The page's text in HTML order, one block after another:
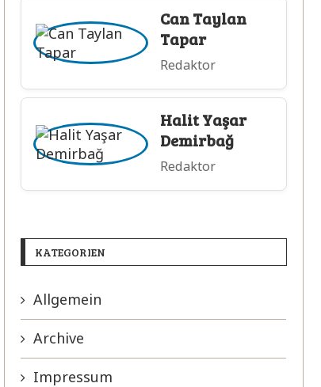
Can Taylan
Tapar
Redaktor
Halit Yaşar
Demirbağ
Redaktor
KATEGORIEN
Allgemein
Archive
Impressum